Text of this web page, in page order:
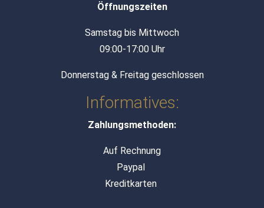
Öffnungszeiten
Samstag bis Mittwoch
09:00-17:00 Uhr
Donnerstag & Freitag geschlossen
Informatives:
Zahlungsmethoden:
Auf Rechnung
Paypal
Kreditkarten